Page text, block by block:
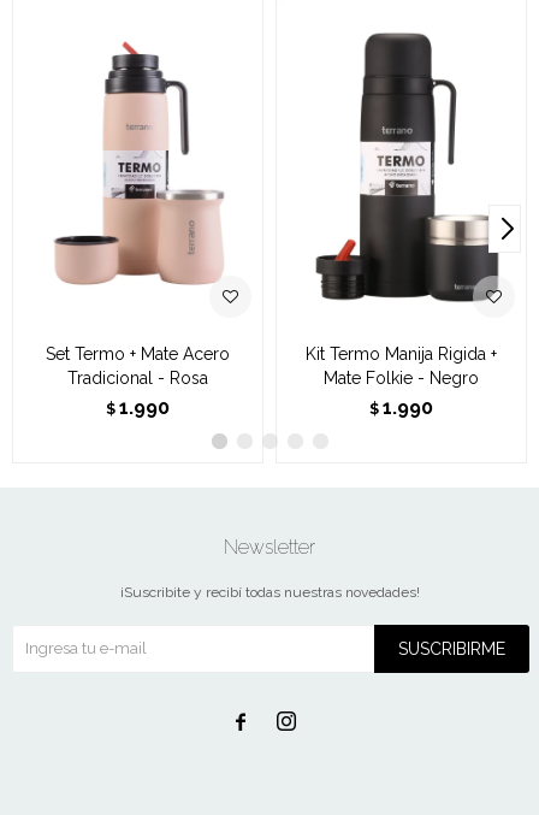
Set Termo + Mate Acero
Tradicional - Rosa
$ 1.990
Kit Termo Manija Rigida +
Mate Folkie - Negro
$ 1.990
Newsletter
¡Suscribite y recibí todas nuestras novedades!
SUSCRIBIRME
 